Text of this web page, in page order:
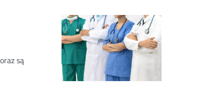
są